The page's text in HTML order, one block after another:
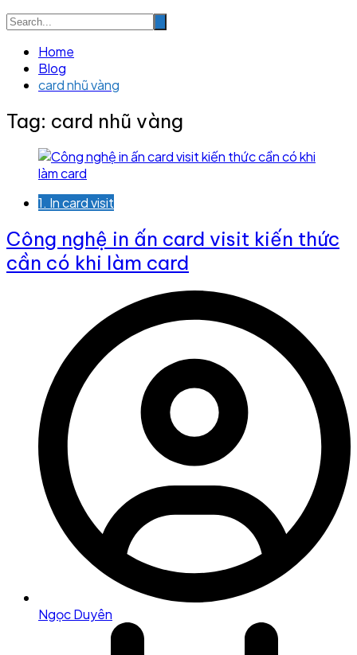
Home
Blog
card nhũ vàng
Tag: card nhũ vàng
1. In card visit
Công nghệ in ấn card visit kiến thức
cần có khi làm card
Ngọc Duyên